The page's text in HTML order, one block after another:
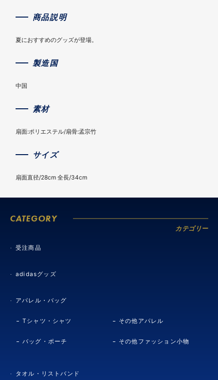
商品説明
夏におすすめのグッズが登場。
製造国
中国
素材
扇面:ポリエステル/扇骨:孟宗竹
サイズ
扇面直径/28cm 全長/34cm
CATEGORY
カテゴリー
受注商品
adidasグッズ
アパレル・バッグ
Tシャツ・シャツ その他アパレル
バッグ・ポーチ その他ファッション小物
タオル・リストバンド